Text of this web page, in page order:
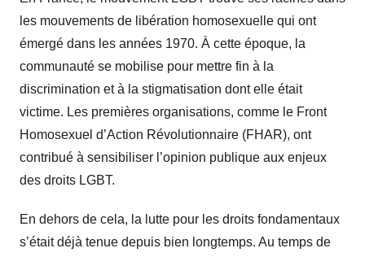
les mouvements de libération homosexuelle qui ont
émergé dans les années 1970. À cette époque, la
communauté se mobilise pour mettre fin à la
discrimination et à la stigmatisation dont elle était
victime. Les premières organisations, comme le Front
Homosexuel d’Action Révolutionnaire (FHAR), ont
contribué à sensibiliser l’opinion publique aux enjeux
des droits LGBT.
En dehors de cela, la lutte pour les droits fondamentaux
s’était déjà tenue depuis bien longtemps. Au temps de